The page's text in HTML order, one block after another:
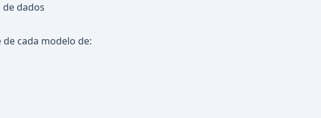
dados
cada modelo de: